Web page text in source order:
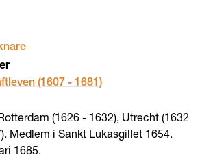
(1607 - 1681)
(1626 - 1632), Utrecht (1632
Medlem i Sankt Lukasgillet 1654.
1685.